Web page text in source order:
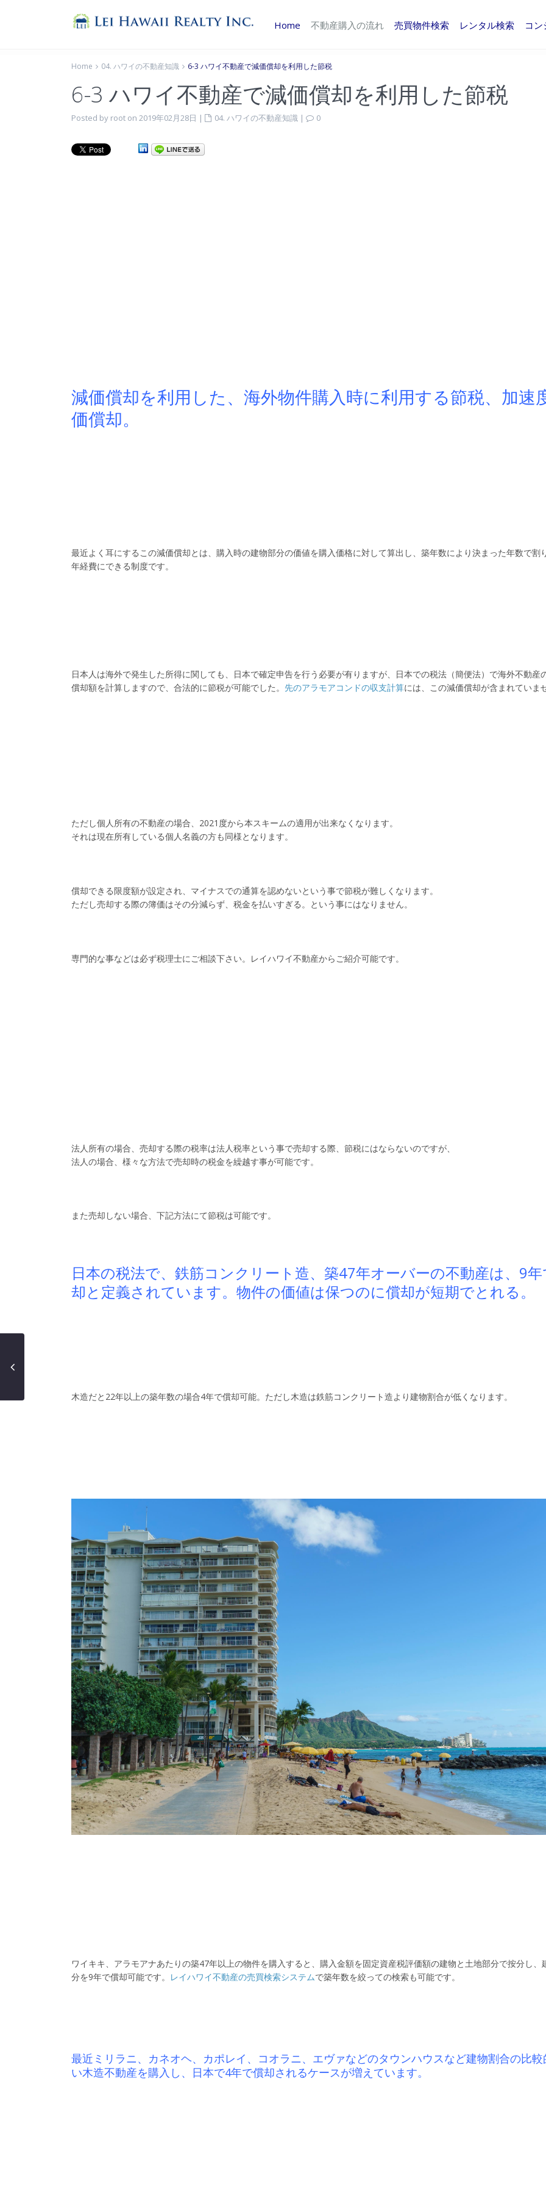
Home 不動産購入の流れ 売買物件検索 レンタル検索 コ
Home 04. ハワイの不動産知識 6-3 ハワイ不動産で減価償却を利用した節税
6-3 ハワイ不動産で減価償却を利用した節税
Posted by root on 2019年02月28日 | 04. ハワイの不動産知識 | 0
減価償却を利用した、海外物件購入時に利用する節税、 加速
価償却。
最近よく耳にするこの減価償却とは、 購入時の建物部分の価値を購入価格に対して算出し、築年数により決まった年数で割
年経費にできる制度です。
日本人は海外で発生した所得に関しても、日本で確定申告を行う必要が有り ますが、
日本での税法（簡便法）で海外不動産
償却額を計算しますので、合法的に節税が可能でした。 先のアラモアコンドの収支計算には、この減価償却が含まれていま
ただし個人所有の不動産の場合、2021度から本スキームの適用が出来なくなります。
それは現在所有している個人名義の方も同様となります。
償却できる限度額が設定され、マイナスでの通算を認めないという事で節税が難しくなります。
ただし売却する際の簿価はその分減らず、税金を払いすぎる。という事にはなりません。
専門的な事などは必ず税理士にご相談下さい。レイハワイ不動産からご紹介可能です。
法人所有の場合、売却する際の税率は法人税率という事で売却する際、節税にはならないのですが、
法人の場合、様々な方法で売却時の税金を繰越す事が可能です。
また売却しない場合、下記方法にて節税は可能です。
日本の税法で、鉄筋コンクリート造、築47年オーバーの不動産は、9
却と定義されています。物件の価値は保つのに償却が短期でとれる。
木造だと22年以上の築年数の場合4年で償却可能。ただし木造は鉄筋コンクリート造より建物割合が低くなります。
ワイキキ、アラモアナあたりの築47年以上の物件を購入すると、購入金額を固定資産税評価額の建物と土地部分で按分し、
分を9年で償却可能です。
レイハワイ不動産の売買検索システムで築年数を絞っての検索も可能です。
最近ミリラニ、カネオヘ、カポレイ、コオラニ、エヴァなどのタウンハウスなど建物割合の比較
い木造不動産を購入し、日本で4年で償却されるケースが増えています。